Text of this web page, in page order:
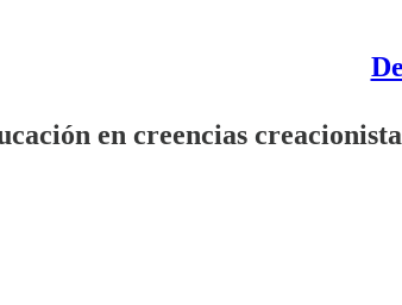
en creencias